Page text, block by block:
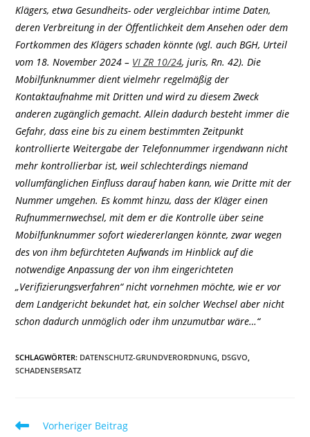
Klägers, etwa Gesundheits- oder vergleichbar intime Daten,
deren Verbreitung in der Öffentlichkeit dem Ansehen oder dem
Fortkommen des Klägers schaden könnte (vgl. auch BGH, Urteil
vom 18. November 2024 – VI ZR 10/24, juris, Rn. 42). Die
Mobilfunknummer dient vielmehr regelmäßig der
Kontaktaufnahme mit Dritten und wird zu diesem Zweck
anderen zugänglich gemacht. Allein dadurch besteht immer die
Gefahr, dass eine bis zu einem bestimmten Zeitpunkt
kontrollierte Weitergabe der Telefonnummer irgendwann nicht
mehr kontrollierbar ist, weil schlechterdings niemand
vollumfänglichen Einfluss darauf haben kann, wie Dritte mit der
Nummer umgehen. Es kommt hinzu, dass der Kläger einen
Rufnummernwechsel, mit dem er die Kontrolle über seine
Mobilfunknummer sofort wiedererlangen könnte, zwar wegen
des von ihm befürchteten Aufwands im Hinblick auf die
notwendige Anpassung der von ihm eingerichteten
„Verifizierungsverfahren“ nicht vornehmen möchte, wie er vor
dem Landgericht bekundet hat, ein solcher Wechsel aber nicht
schon dadurch unmöglich oder ihm unzumutbar wäre…“
SCHLAGWÖRTER: DATENSCHUTZ-GRUNDVERORDNUNG DSGVO
SCHADENSERSATZ
WeitereVorheriger Beitrag